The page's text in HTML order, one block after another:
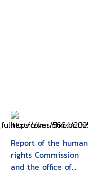
Report of the human
rights Commission
and the office of